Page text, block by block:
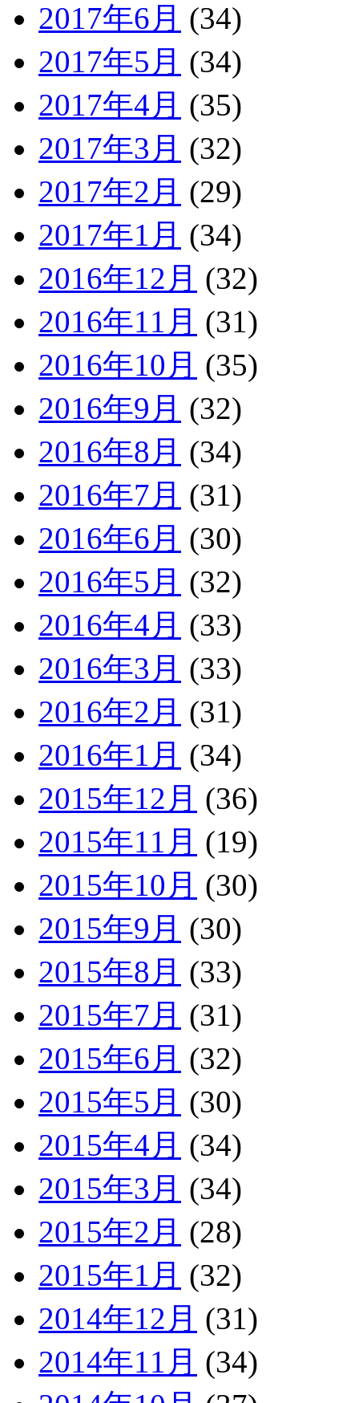
2017年6月 (34)
2017年5月 (34)
2017年4月 (35)
2017年3月 (32)
2017年2月 (29)
2017年1月 (34)
2016年12月 (32)
2016年11月 (31)
2016年10月 (35)
2016年9月 (32)
2016年8月 (34)
2016年7月 (31)
2016年6月 (30)
2016年5月 (32)
2016年4月 (33)
2016年3月 (33)
2016年2月 (31)
2016年1月 (34)
2015年12月 (36)
2015年11月 (19)
2015年10月 (30)
2015年9月 (30)
2015年8月 (33)
2015年7月 (31)
2015年6月 (32)
2015年5月 (30)
2015年4月 (34)
2015年3月 (34)
2015年2月 (28)
2015年1月 (32)
2014年12月 (31)
2014年11月 (34)